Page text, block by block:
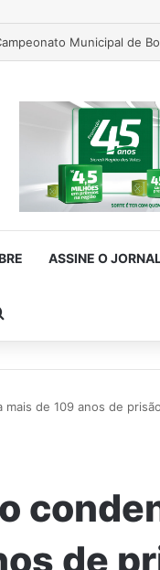
Municipal de
ASSINE O
skin
mais de 109 anos de
de